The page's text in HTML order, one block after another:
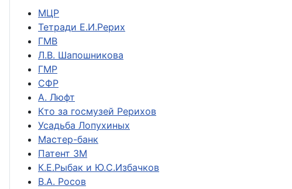
МЦР
Тетради Е.И.Рерих
ГМВ
Л.В. Шапошникова
ГМР
СФР
А. Люфт
Кто за госмузей Рерихов
Усадьба Лопухиных
Мастер-банк
Патент ЗМ
К.Е.Рыбак и Ю.С.Избачков
В.А. Росов